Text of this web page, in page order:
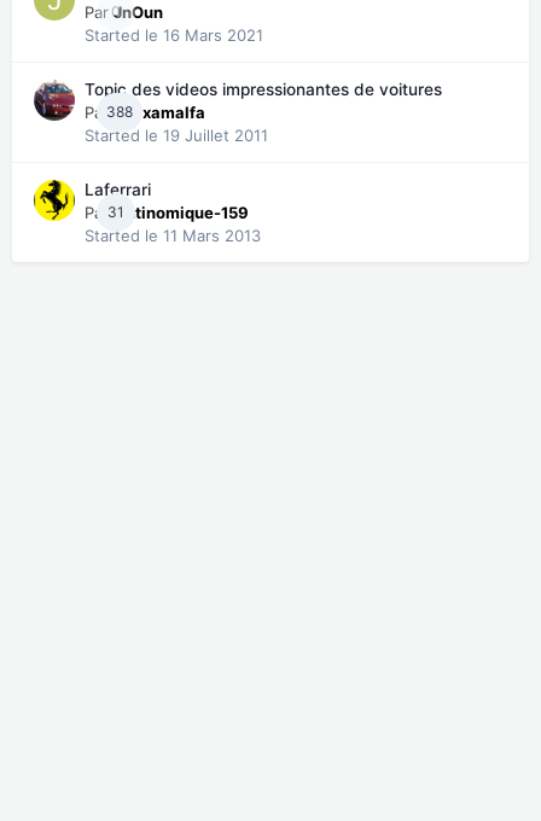
0
ParJnOun
Started le 16 Mars 2021
388
Topic des videos impressionantes de voitures
Paremixamalfa
Started le 19 Juillet 2011
31
Laferrari
ParAntinomique-159
Started le 11 Mars 2013